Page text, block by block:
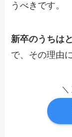
うべきです。
新卒のうちは
で、その理由
＼